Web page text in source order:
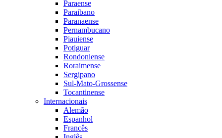
Paraense
Paraibano
Paranaense
Pernambucano
Piauiense
Potiguar
Rondoniense
Roraimense
Sergipano
Sul-Mato-Grossense
Tocantinense
Internacionais
Alemão
Espanhol
Francês